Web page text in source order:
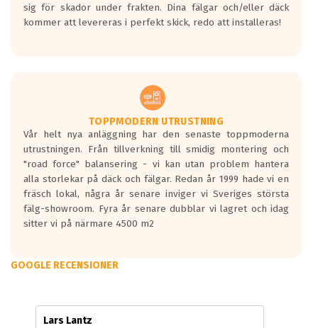
sig för skador under frakten. Dina fälgar och/eller däck
kommer att levereras i perfekt skick, redo att installeras!
TOPPMODERN UTRUSTNING
Vår helt nya anläggning har den senaste toppmoderna
utrustningen. Från tillverkning till smidig montering och
"road force" balansering - vi kan utan problem hantera
alla storlekar på däck och fälgar. Redan år 1999 hade vi en
fräsch lokal, några år senare inviger vi Sveriges största
fälg-showroom. Fyra år senare dubblar vi lagret och idag
sitter vi på närmare 4500 m2
GOOGLE RECENSIONER
Lars Lantz